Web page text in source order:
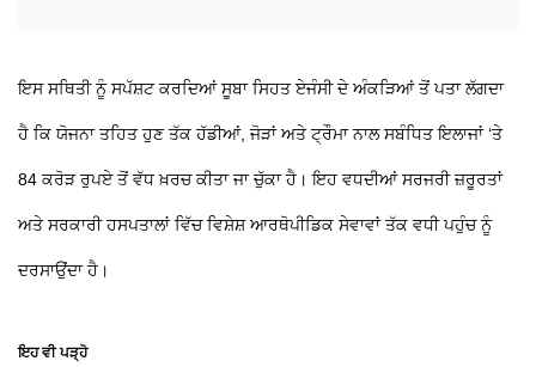
ਇਸ ਸਥਿਤੀ ਨੂੰ ਸਪੱਸ਼ਟ ਕਰਦਿਆਂ ਸੂਬਾ ਸਿਹਤ ਏਜੰਸੀ ਦੇ ਅੰਕੜਿਆਂ ਤੋਂ ਪਤਾ ਲੱਗਦਾ
ਹੈ ਕਿ ਯੋਜਨਾ ਤਹਿਤ ਹੁਣ ਤੱਕ ਹੱਡੀਆਂ, ਜੋੜਾਂ ਅਤੇ ਟ੍ਰੌਮਾ ਨਾਲ ਸਬੰਧਿਤ ਇਲਾਜਾਂ ‘ਤੇ
84 ਕਰੋੜ ਰੁਪਏ ਤੋਂ ਵੱਧ ਖ਼ਰਚ ਕੀਤਾ ਜਾ ਚੁੱਕਾ ਹੈ। ਇਹ ਵਧਦੀਆਂ ਸਰਜਰੀ ਜ਼ਰੂਰਤਾਂ
ਅਤੇ ਸਰਕਾਰੀ ਹਸਪਤਾਲਾਂ ਵਿੱਚ ਵਿਸ਼ੇਸ਼ ਆਰਥੋਪੀਡਿਕ ਸੇਵਾਵਾਂ ਤੱਕ ਵਧੀ ਪਹੁੰਚ ਨੂੰ
ਦਰਸਾਉਂਦਾ ਹੈ।
ਇਹ ਵੀ ਪੜ੍ਹੋ